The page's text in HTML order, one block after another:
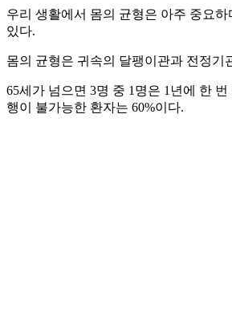
우리 생활에서 몸의 균형은 아주 중요
있다.
몸의 균형은 귀속의 달팽이관과 전정기
65세가 넘으면 3명 중 1명은 1년에 한
행이 불가능한 환자는 60%이다.